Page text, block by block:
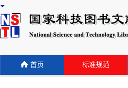
首页 标准规范